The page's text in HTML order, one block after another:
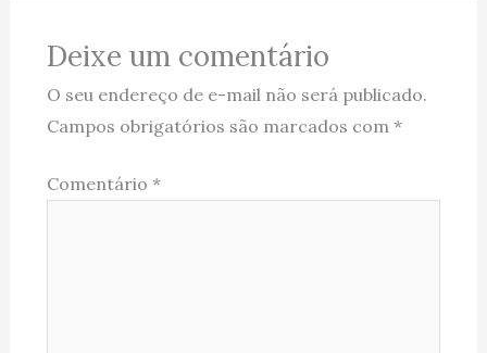
Deixe um comentário
O seu endereço de e-mail não será publicado.
Campos obrigatórios são marcados com *
Comentário *